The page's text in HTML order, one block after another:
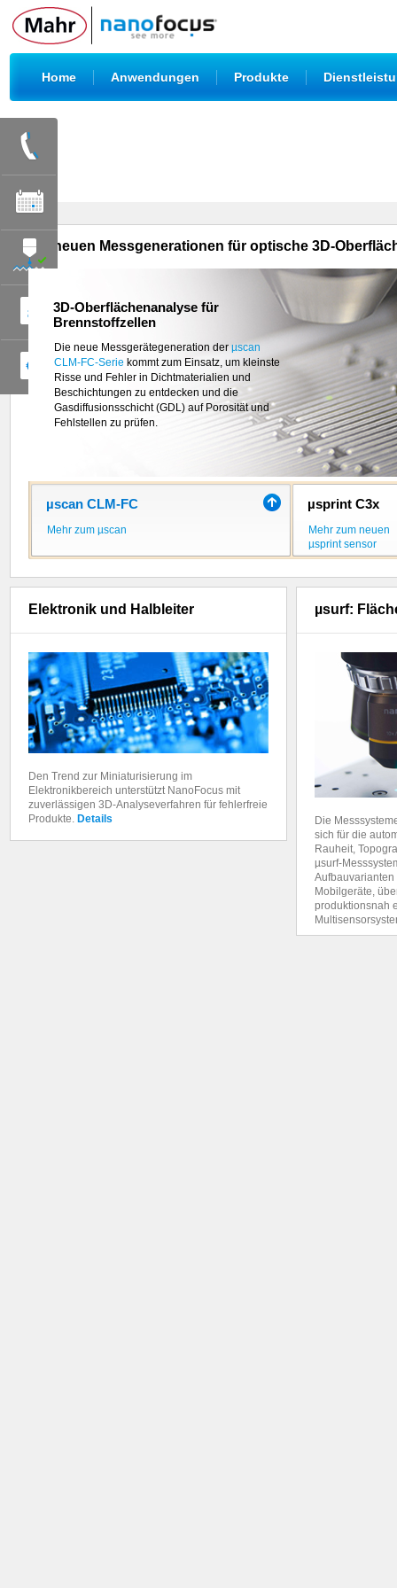
Home Anwendungen Produkte
Die neuen Messgenerationen für optische 3D-
präsentiert NanoFocus die
neueste Ausbaustufe des Highspeed-
Sensors. Bei10-fach höherer axialer
Auflösung und einer lateralen Auflösung bis
0,5 µmerfasst µsprint C3x mit seinen 256
Kanälen mehr als5 Millionen 3D-Messpunkte
pro Sekunde.
3D-Oberflächenanalyse für
Brennstoffzellen
Die neue Messgerätegeneration der µscan
CLM-FC-Serie kommt zum Einsatz, um kleinste
Risse und Fehler in Dichtmaterialien und
Beschichtungen zu entdecken und die
Gasdiffusionsschicht (GDL) auf Porosität und
Fehlstellen zu prüfen.
µsprint C3x
Mehr zum neuen
µsprint sensor
µscan CLM-FC
Mehr zum µscan
Elektronik und Halbleiter
Den Trend zur Miniaturisierung im
Elektronikbereich unterstützt NanoFocus mit
zuverlässigen 3D-Analyseverfahren für fehlerfreie
Produkte. Details
µsurf:
Die
sich für die
Rauheit,
µsurf-
Mobilgeräte,
produktionsnah